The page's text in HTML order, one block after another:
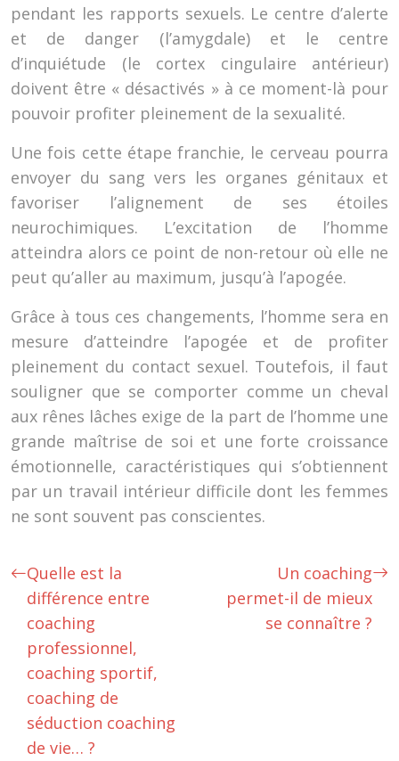
pendant les rapports sexuels. Le centre d’alerte
et de danger (l’amygdale) et le centre
d’inquiétude (le cortex cingulaire antérieur)
doivent être « désactivés » à ce moment-là pour
pouvoir profiter pleinement de la sexualité.
Une fois cette étape franchie, le cerveau pourra
envoyer du sang vers les organes génitaux et
favoriser l’alignement de ses étoiles
neurochimiques. L’excitation de l’homme
atteindra alors ce point de non-retour où elle ne
peut qu’aller au maximum, jusqu’à l’apogée.
Grâce à tous ces changements, l’homme sera en
mesure d’atteindre l’apogée et de profiter
pleinement du contact sexuel. Toutefois, il faut
souligner que se comporter comme un cheval
aux rênes lâches exige de la part de l’homme une
grande maîtrise de soi et une forte croissance
émotionnelle, caractéristiques qui s’obtiennent
par un travail intérieur difficile dont les femmes
ne sont souvent pas conscientes.
Quelle est la
différence entre
coaching
professionnel,
coaching sportif,
coaching de
séduction coaching
de vie… ?
Un coaching
permet-il de mieux
se connaître ?